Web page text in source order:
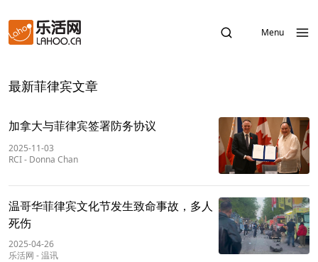
Menu
最新菲律宾文章
加拿大与菲律宾签署防务协议
2025-11-03
RCI- Donna Chan
温哥华菲律宾文化节发生致命事故，多人
死伤
2025-04-26
乐活网 -温讯